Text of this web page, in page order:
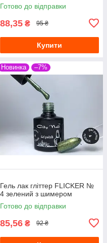
City Nail 6мл
Готово до відправки
88,35 ₴ 95 ₴
Купити
Новинка –7%
Гель лак гліттер FLICKER №
4 зелений з шимером
Готово до відправки
85,56 ₴ 92 ₴